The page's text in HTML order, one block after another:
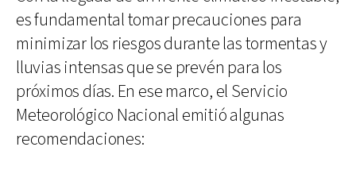
es fundamental tomar precauciones para
minimizar los riesgos durante las tormentas y
lluvias intensas que se prevén para los
próximos días. En ese marco, el Servicio
Meteorológico Nacional emitió algunas
recomendaciones: